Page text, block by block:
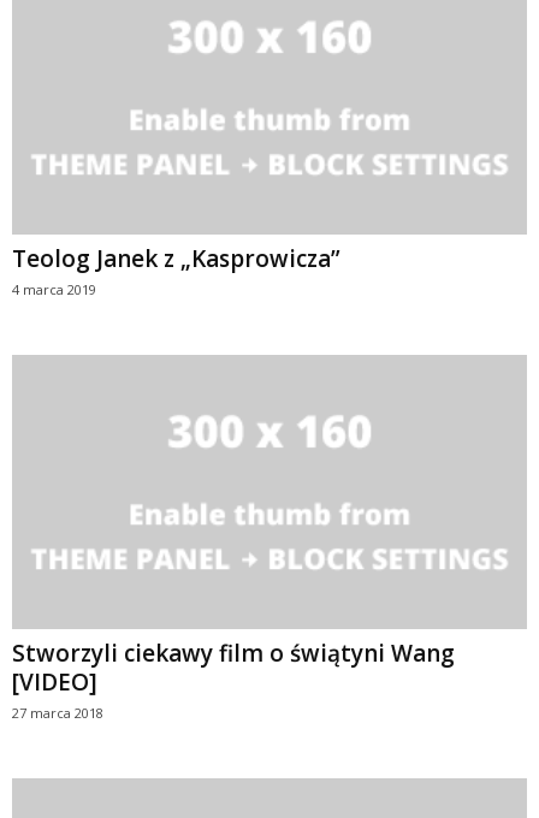
Teolog Janek z „Kasprowicza”
4 marca 2019
Stworzyli ciekawy film o świątyni Wang
[VIDEO]
27 marca 2018